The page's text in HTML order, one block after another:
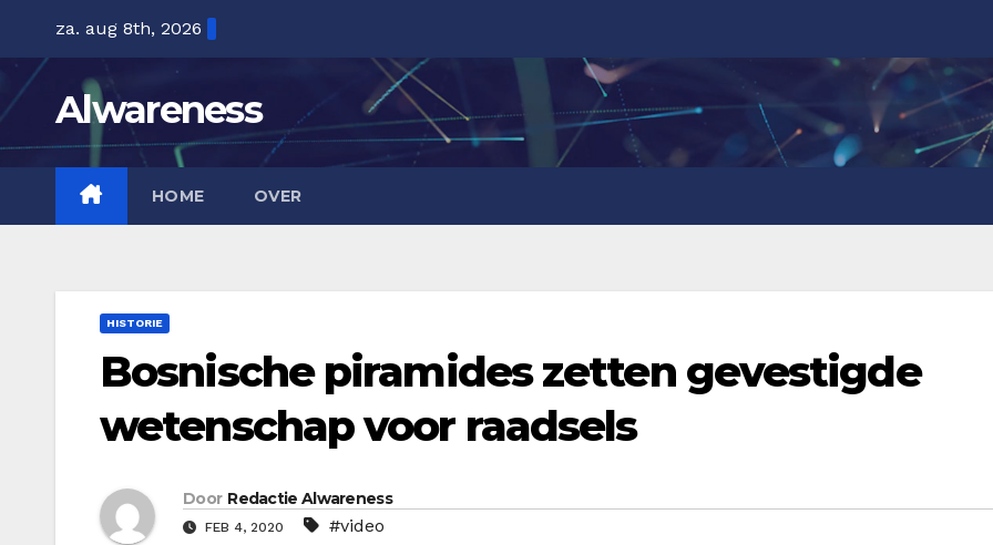
inhoud
za. aug 8th, 2026
Alwareness
HOME OVER
HISTORIE
Bosnische piramides zetten gevestigde
wetenschap voor raadsels
Door Redactie Alwareness
FEB 4, 2020 #video